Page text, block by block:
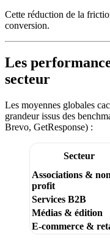
Cette réduction de la
conversion.
Les
secteur
Les moyennes globales
grandeur issus des
Brevo, GetResponse) :
Secteur
Associations &
profit
Services B2B
Médias & édition
E-commerce &